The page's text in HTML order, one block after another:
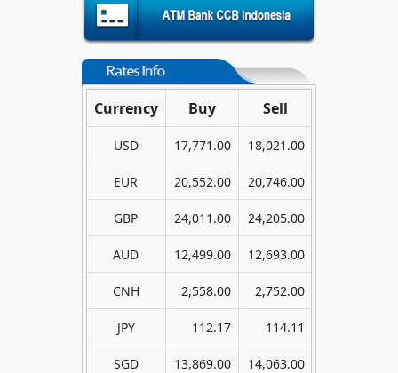
Currency Buy Sell
USD 17,771.00 18,021.00
EUR 20,552.00 20,746.00
GBP 24,011.00 24,205.00
AUD 12,499.00 12,693.00
CNH 2,558.00 2,752.00
JPY 112.17 114.11
SGD 13,869.00 14,063.00